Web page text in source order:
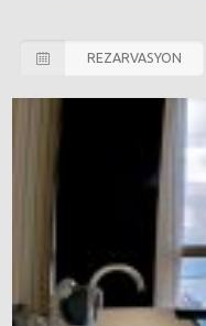
REZARVASYON